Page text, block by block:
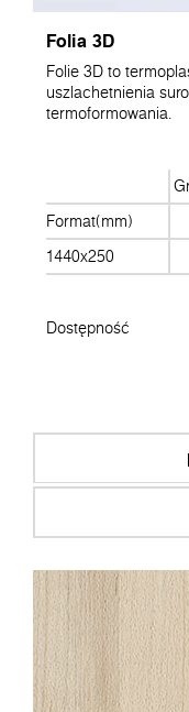
Folia 3D
Folie 3D to
uszlachetnienia
termoformowania.
Format(mm)
1440x250
Dostępność